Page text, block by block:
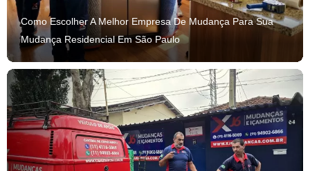
Como Escolher A Melhor Empresa De Mudança Para Sua
Mudança Residencial Em São Paulo